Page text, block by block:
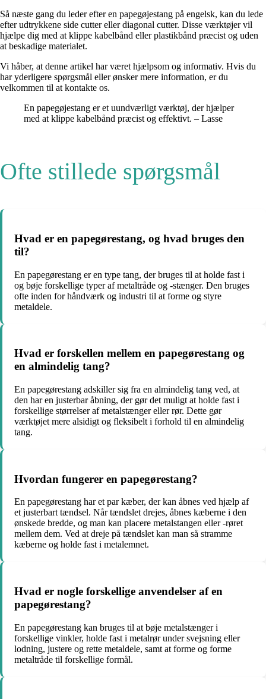
Så næste gang du leder efter en papegøjestang på engelsk, kan du lede
efter udtrykkene side cutter eller diagonal cutter. Disse værktøjer vil
hjælpe dig med at klippe kabelbånd eller plastikbånd præcist og uden
at beskadige materialet.
Vi håber, at denne artikel har været hjælpsom og informativ. Hvis du
har yderligere spørgsmål eller ønsker mere information, er du
velkommen til at kontakte os.
En papegøjestang er et uundværligt værktøj, der hjælper
med at klippe kabelbånd præcist og effektivt. – Lasse
Ofte stillede spørgsmål
Hvad er en papegørestang, og hvad bruges den
til?
En papegørestang er en type tang, der bruges til at holde fast i
og bøje forskellige typer af metaltråde og -stænger. Den bruges
ofte inden for håndværk og industri til at forme og styre
metaldele.
Hvad er forskellen mellem en papegørestang og
en almindelig tang?
En papegørestang adskiller sig fra en almindelig tang ved, at
den har en justerbar åbning, der gør det muligt at holde fast i
forskellige størrelser af metalstænger eller rør. Dette gør
værktøjet mere alsidigt og fleksibelt i forhold til en almindelig
tang.
Hvordan fungerer en papegørestang?
En papegørestang har et par kæber, der kan åbnes ved hjælp af
et justerbart tændsel. Når tændslet drejes, åbnes kæberne i den
ønskede bredde, og man kan placere metalstangen eller -røret
mellem dem. Ved at dreje på tændslet kan man så stramme
kæberne og holde fast i metalemnet.
Hvad er nogle forskellige anvendelser af en
papegørestang?
En papegørestang kan bruges til at bøje metalstænger i
forskellige vinkler, holde fast i metalrør under svejsning eller
lodning, justere og rette metaldele, samt at forme og forme
metaltråde til forskellige formål.